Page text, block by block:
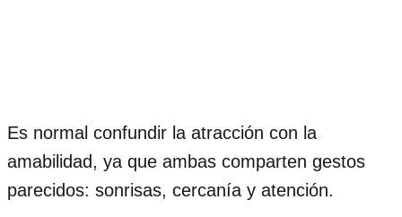
Es normal confundir la atracción con la
amabilidad, ya que ambas comparten gestos
parecidos: sonrisas, cercanía y atención.